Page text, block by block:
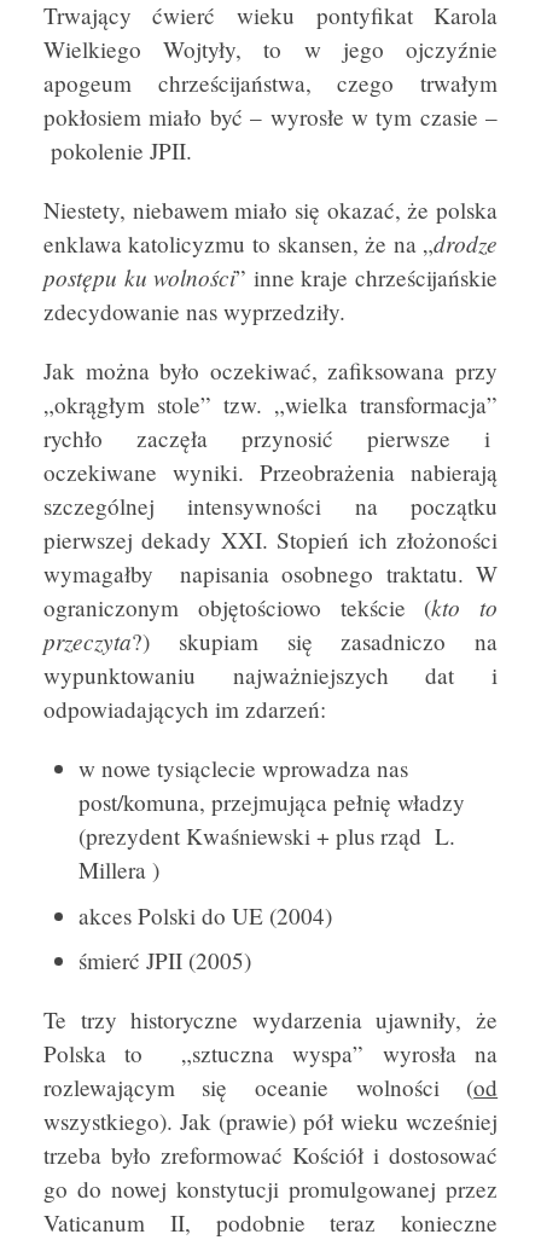
Trwający ćwierć wieku pontyfikat Karola
Wielkiego Wojtyły, to w jego ojczyźnie
apogeum chrześcijaństwa, czego trwałym
pokłosiem miało być – wyrosłe w tym czasie –
pokolenie JPII.
Niestety, niebawem miało się okazać, że polska
enklawa katolicyzmu to skansen, że na „drodze
postępu ku wolności” inne kraje chrześcijańskie
zdecydowanie nas wyprzedziły.
Jak można było oczekiwać, zafiksowana przy
„okrągłym stole” tzw. „wielka transformacja”
rychło zaczęła przynosić pierwsze i
oczekiwane wyniki. Przeobrażenia nabierają
szczególnej intensywności na początku
pierwszej dekady XXI. Stopień ich złożoności
wymagałby napisania osobnego traktatu. W
ograniczonym objętościowo tekście (kto to
przeczyta?) skupiam się zasadniczo na
wypunktowaniu najważniejszych dat i
odpowiadających im zdarzeń:
w nowe tysiąclecie wprowadza nas
post/komuna, przejmująca pełnię władzy
(prezydent Kwaśniewski + plus rząd L.
Millera )
akces Polski do UE (2004)
śmierć JPII (2005)
Te trzy historyczne wydarzenia ujawniły, że
Polska to „sztuczna wyspa” wyrosła na
rozlewającym się oceanie wolności (od
wszystkiego). Jak (prawie) pół wieku wcześniej
trzeba było zreformować Kościół i dostosować
go do nowej konstytucji promulgowanej przez
Vaticanum II, podobnie teraz konieczne